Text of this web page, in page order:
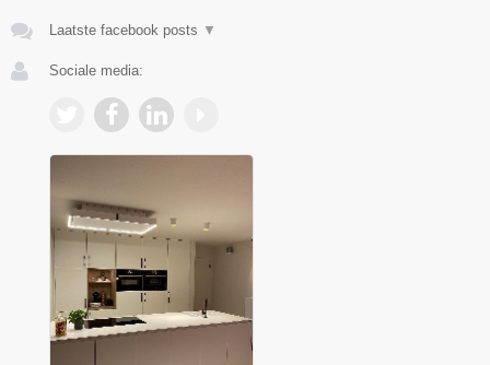
Laatste facebook posts ▼
Sociale media: